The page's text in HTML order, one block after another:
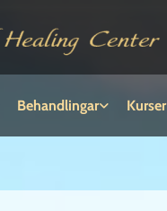
Behandlingar